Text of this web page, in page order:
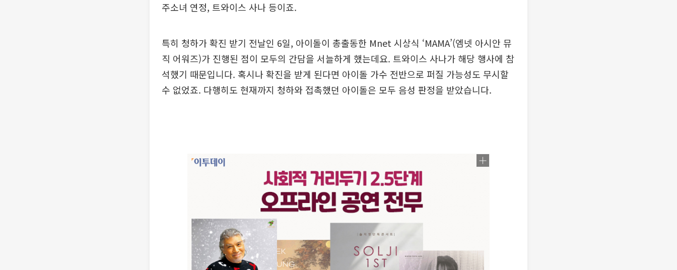
주소녀 연정, 트와이스 사나 등이죠.
특히 청하가 확진 받기 전날인 6일, 아이돌이 총출동한 Mnet 시상식 ‘MAMA’(엠넷 아시안 뮤
직 어워즈)가 진행된 점이 모두의 간담을 서늘하게 했는데요. 트와이스 사나가 해당 행사에 참
석했기 때문입니다. 혹시나 확진을 받게 된다면 아이돌 가수 전반으로 퍼질 가능성도 무시할
수 없었죠. 다행히도 현재까지 청하와 접촉했던 아이돌은 모두 음성 판정을 받았습니다.